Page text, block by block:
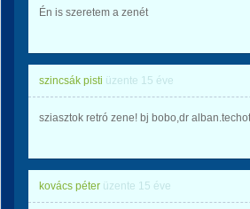
Én is szeretem a zenét
szincsák pisti üzente 15 éve
sziasztok retró zene! bj bobo,dr
kovács péter üzente 15 éve